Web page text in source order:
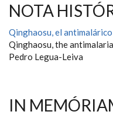
NOTA
Qinghaosu, el
Qinghaosu, the
Pedro Legua-Leiva
IN